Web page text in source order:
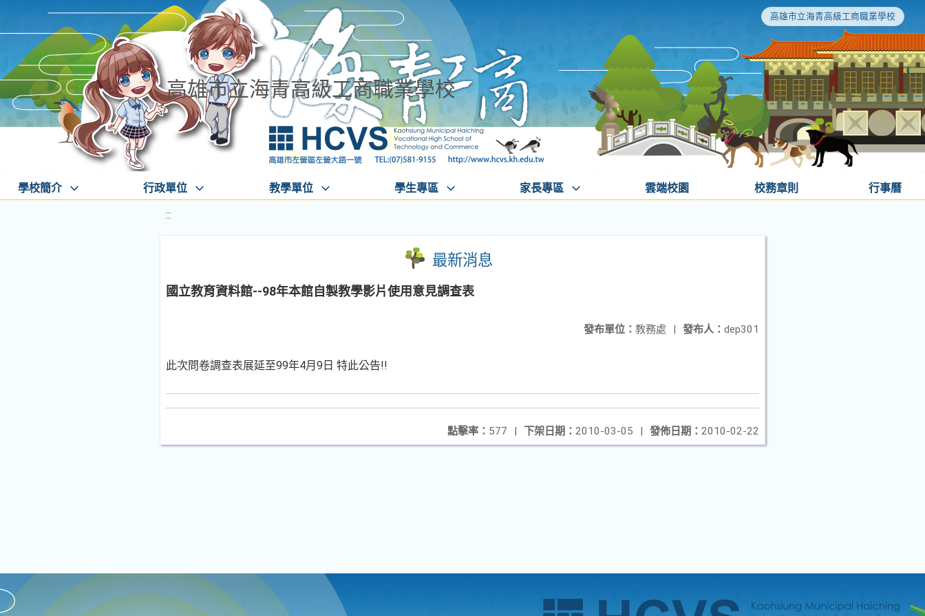
高雄市立海青高級工商職業學校
高雄市立海青高級工商職業學校
學校簡介 行政單位 教學單位 學生專區 家長專區 雲端校園 校務章則 行事曆
:::
最新消息
國立教育資料館--98年本館自製教學影片使用意見調查表
發布人： dep301
發布單位： 教務處 |
此次問卷調查表展延至99年4月9日 特此公告!!
發佈日期： 2010-02-22
下架日期： 2010-03-05 |
點擊率： 577 |